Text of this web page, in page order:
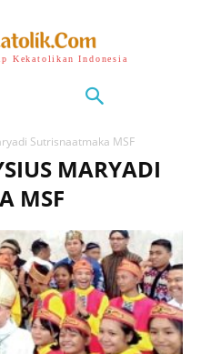
Kekatolikan Indonesia
Sutrisnaatmaka MSF
MARYADI
MSF